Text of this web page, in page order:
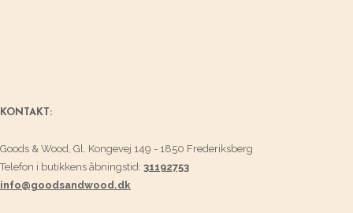
KONTAKT:
Goods & Wood, Gl. Kongevej 149 - 1850 Frederiksberg
Telefon i butikkens åbningstid: 31192753
info@goodsandwood.dk